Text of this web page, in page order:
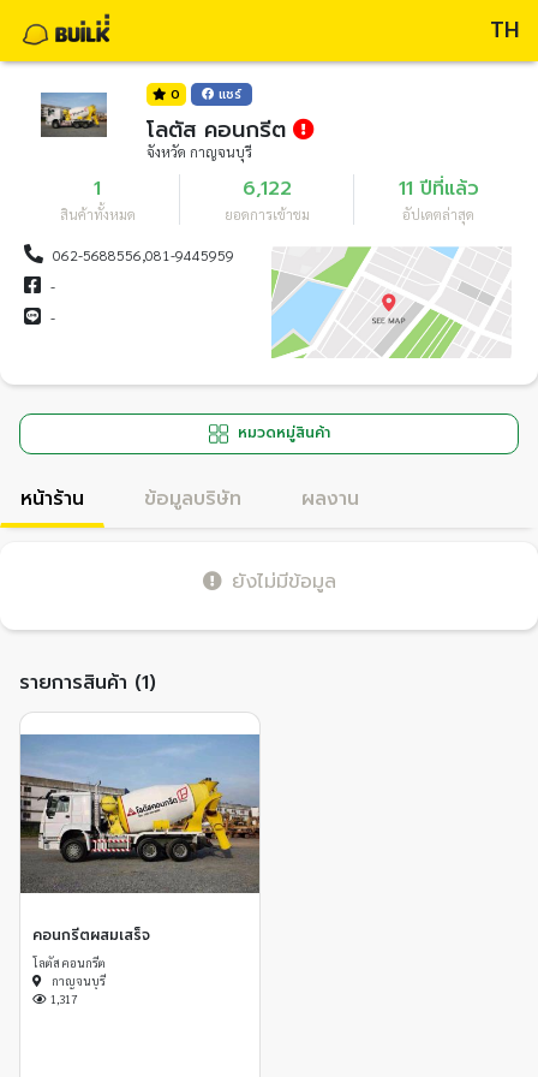
TH
0 แชร์
โลตัส คอนกรีต
จังหวัด กาญจนบุรี
1
สินค้าทั้งหมด
6,122
ยอดการเข้าชม
11 ปีที่แล้ว
อัปเดตล่าสุด
062-5688556,081-9445959
-
-
หมวดหมู่สินค้า
หน้าร้าน ข้อมูลบริษัท ผลงาน
ยังไม่มีข้อมูล
รายการสินค้า (1)
คอนกรีตผสมเสร็จ
โลตัส คอนกรีต
กาญจนบุรี
1,317